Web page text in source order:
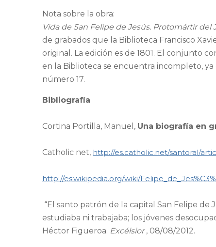
Nota sobre la obra:
Vida de San Felipe de Jesús. Protomártir del
de grabados que la Biblioteca Francisco
original. La edición es de 1801. El conjunto
en la Biblioteca se encuentra incompleto,
número 17.
Bibliografía
Cortina Portilla, Manuel, Una biografía en
Catholic net, http://es.catholic.net/santoral/
http://es.wikipedia.org/wiki/
“El santo patrón de la capital San Felipe de
estudiaba ni trabajaba; los jóvenes
Héctor Figueroa. Excélsior, 08/08/2012.